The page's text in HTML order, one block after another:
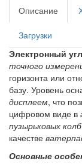
Описание
Загрузки
Электронный
точного
горизонта или
базу. Уровень
дисплеем, что
цифровом виде в
пузырьковых колб
качестве
Основные